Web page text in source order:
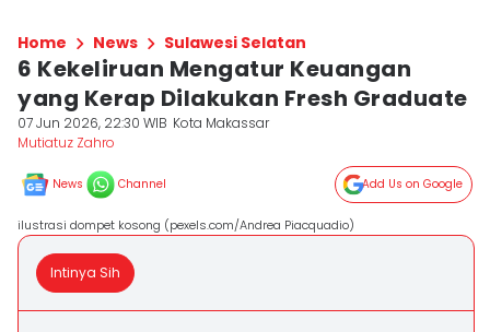
Home News Sulawesi Selatan
6 Kekeliruan Mengatur Keuangan
yang Kerap Dilakukan Fresh Graduate
07 Jun 2026, 22:30 WIB Kota Makassar
Mutiatuz Zahro
News Channel Add Us on Google
ilustrasi dompet kosong (pexels.com/Andrea Piacquadio)
Intinya Sih